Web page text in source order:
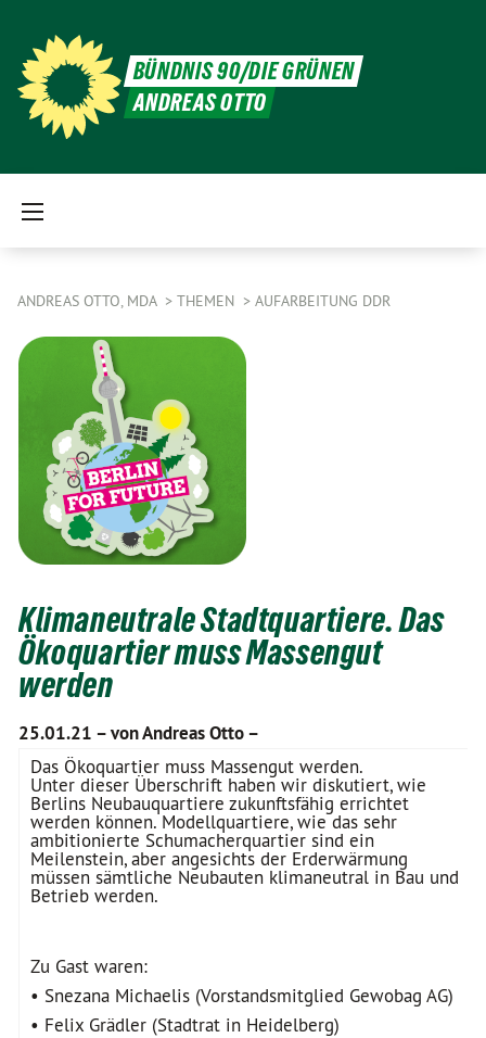
BÜNDNIS 90/DIE GRÜNEN
ANDREAS OTTO
ANDREAS OTTO, MDA THEMEN AUFARBEITUNG DDR
Klimaneutrale Stadtquartiere. Das
Ökoquartier muss Massengut
werden
25.01.21 –von Andreas Otto –
Das Ökoquartier muss Massengut werden.
Unter dieser Überschrift haben wir diskutiert, wie
Berlins Neubauquartiere zukunftsfähig errichtet
werden können. Modellquartiere, wie das sehr
ambitionierte Schumacherquartier sind ein
Meilenstein, aber angesichts der Erderwärmung
müssen sämtliche Neubauten klimaneutral in Bau und
Betrieb werden.
Zu Gast waren:
• Snezana Michaelis (Vorstandsmitglied Gewobag AG)
• Felix Grädler (Stadtrat in Heidelberg)